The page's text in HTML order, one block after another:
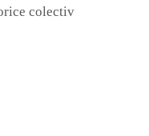
colectiv